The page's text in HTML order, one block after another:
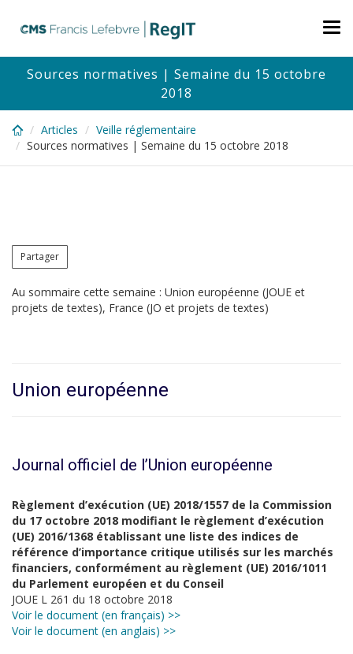
content
Sources normatives | Semaine du 15 octobre
2018
Articles
Veille réglementaire
Sources normatives | Semaine du 15 octobre 2018
Partager
Au sommaire cette semaine : Union européenne (JOUE et
projets de textes), France (JO et projets de textes)
Union européenne
Journal officiel de l’Union européenne
Règlement d’exécution (UE) 2018/1557 de la Commission
du 17 octobre 2018 modifiant le règlement d’exécution
(UE) 2016/1368 établissant une liste des indices de
référence d’importance critique utilisés sur les marchés
financiers, conformément au règlement (UE) 2016/1011
du Parlement européen et du Conseil
JOUE L 261 du 18 octobre 2018
Voir le document (en français) >>
Voir le document (en anglais) >>